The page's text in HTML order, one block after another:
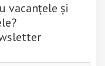
vacanțele și